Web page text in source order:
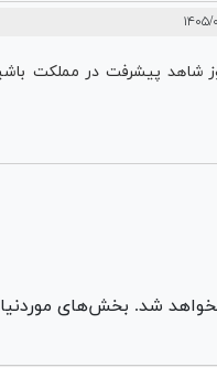
شاهد پیشرفت در مملکت
شد. بخش‌های